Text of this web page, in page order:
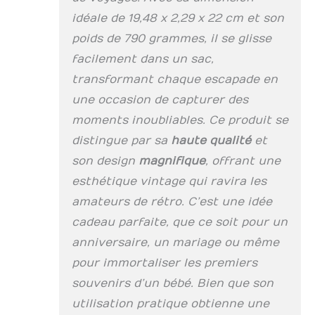
et noter vos beaux
moments. Sac : il a
également un sac en
papier kraft solide à
l'arrière, de sorte
que vous pouvez
des billets de voyage
et d'autres
décorations
Bricolage : un livre
d'aventure à faire
soi-même unique,
journal de voyage,
livre photo, adapté
aux photos et textes
collection de
souvenirs rétro.
Cadeaux : les détails
idéale de 19,48 x 2,29 x 22 cm et son
poids de 790 grammes, il se glisse
facilement dans un sac,
transformant chaque escapade en
une occasion de capturer des
moments inoubliables. Ce produit se
distingue par sa haute qualitéet
son design magnifique, offrant une
esthétique vintage qui ravira les
amateurs de rétro. C’est une idée
cadeau parfaite, que ce soit pour un
anniversaire, un mariage ou même
pour immortaliser les premiers
souvenirs d’un bébé. Bien que son
utilisation pratique obtienne une